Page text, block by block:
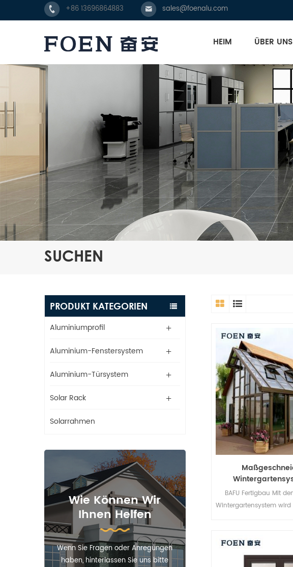
+86 13696864883 sales@foenalu.com
HEIM ÜBER UNS
SUCHEN
PRODUKT KATEGORIEN
Aluminiumprofil
Aluminium-Fenstersystem
Aluminium-Türsystem
Solar Rack
Solarrahmen
Wie Können Wir
Ihnen Helfen
Wenn Sie Fragen oder Anregungen
haben, hinterlassen Sie uns bitte
Aluminium
BAFU Fertigbau Mit
Wintergartensystem